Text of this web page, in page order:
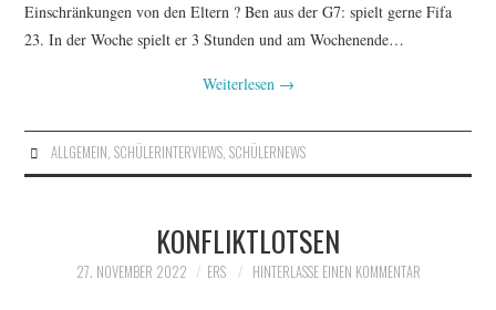
Einschränkungen von den Eltern ? Ben aus der G7: spielt gerne Fifa
23. In der Woche spielt er 3 Stunden und am Wochenende…
Weiterlesen →
ALLGEMEIN, SCHÜLERINTERVIEWS, SCHÜLERNEWS
KONFLIKTLOTSEN
27. NOVEMBER 2022 ERS HINTERLASSE EINEN KOMMENTAR